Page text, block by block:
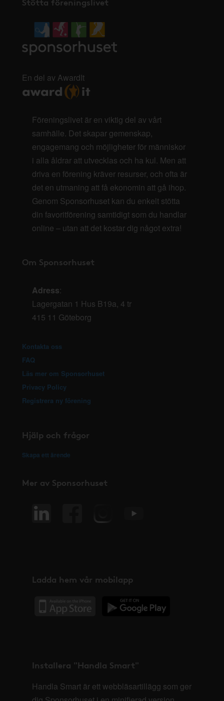
En del av AwardIt
Föreningslivet är en viktig del av vårt
samhälle. Det skapar gemenskap,
engagemang och möjligheter för människor
i alla åldrar att utvecklas och ha kul. Men att
driva en förening kräver resurser, och ofta är
det en utmaning att få ekonomin att gå ihop.
Genom Sponsorhuset kan du enkelt stötta
din favoritförening samtidigt som du handlar
online – utan att det kostar dig något extra!
Om Sponsorhuset
Adress:
Lagergatan 1 Hus B19a, 4 tr
415 11 Göteborg
Kontakta oss
FAQ
Läs mer om Sponsorhuset
Privacy Policy
Registrera ny förening
Hjälp och frågor
Skapa ett ärende
Mer av Sponsorhuset
Ladda hem vår mobilapp
Installera "Handla Smart"
Handla Smart är ett webbläsartillägg som ger